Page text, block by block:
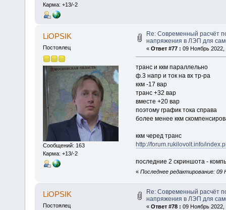
Карма: +13/-2
LiOPSIK
Постоялец
Сообщений: 163
Карма: +13/-2
Re: Современный расчёт
напряжения в ЛЭП для
« Ответ #77 : 09 Ноябрь 2022,
транс и ккм параллельно
ф.3 напр и ток на вх тр-ра
ккм -17 вар
транс +32 вар
вместе +20 вар
поэтому график тока справа
более менее ккм
ккм черед транс
http://forum.rukilovolt.info/
последние 2 скриншота -
« Последнее редактирование: 09
LiOPSIK
Постоялец
Re: Современный расчёт
напряжения в ЛЭП для
« Ответ #78 : 09 Ноябрь 2022,